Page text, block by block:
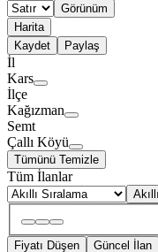
Görünüm
Harita
Kaydet
Paylaş
İl
Kars
İlçe
Kağızman
Semt
Çallı Köyü
Tümünü Temizle
Tüm İlanlar
Fiyatı Düşen Güncel İlan